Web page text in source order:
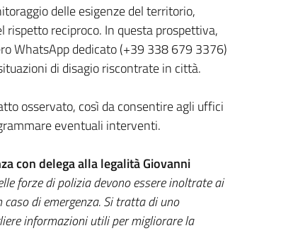
delle esigenze del territorio,
rispetto reciproco. In questa prospettiva,
WhatsApp dedicato (+39 338 679 3376)
di disagio riscontrate in città.
osservato, così da consentire agli uffici
eventuali interventi.
con delega alla legalità Giovanni
forze di polizia devono essere inoltrate ai
di emergenza. Si tratta di uno
informazioni utili per migliorare la